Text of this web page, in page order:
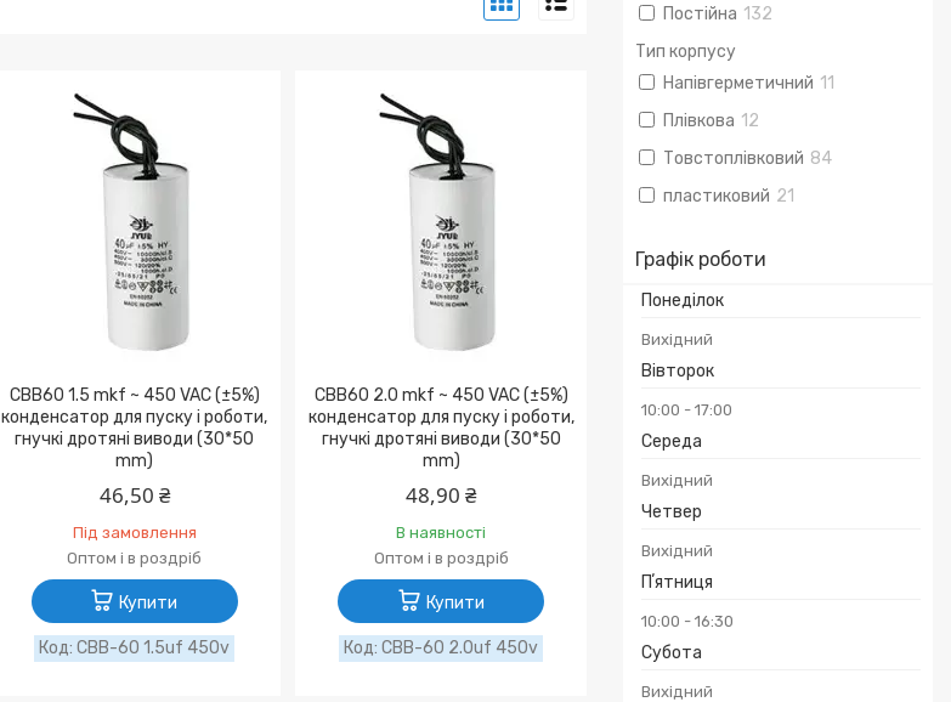
Постійна 132
Тип корпусу
Напівгерметичний 11
Плівкова 12
Товстоплівковий 84
пластиковий 21
Графік роботи
Понеділок
Вихідний
Вівторок
10:00 17:00
Середа
Вихідний
Четвер
Вихідний
Пʼятниця
10:00 16:30
Субота
Вихідний
CBB60 1.5 mkf ~ 450 VAC (±5%)
конденсатор для пуску і роботи,
гнучкі дротяні виводи (30*50
mm)
46,50 ₴
Під замовлення
Оптом і в роздріб
Купити
CBB-60 1.5uf 450v
CBB60 2.0 mkf ~ 450 VAC (±5%)
конденсатор для пуску і роботи,
гнучкі дротяні виводи (30*50
mm)
48,90 ₴
В наявності
Оптом і в роздріб
Купити
CBB-60 2.0uf 450v